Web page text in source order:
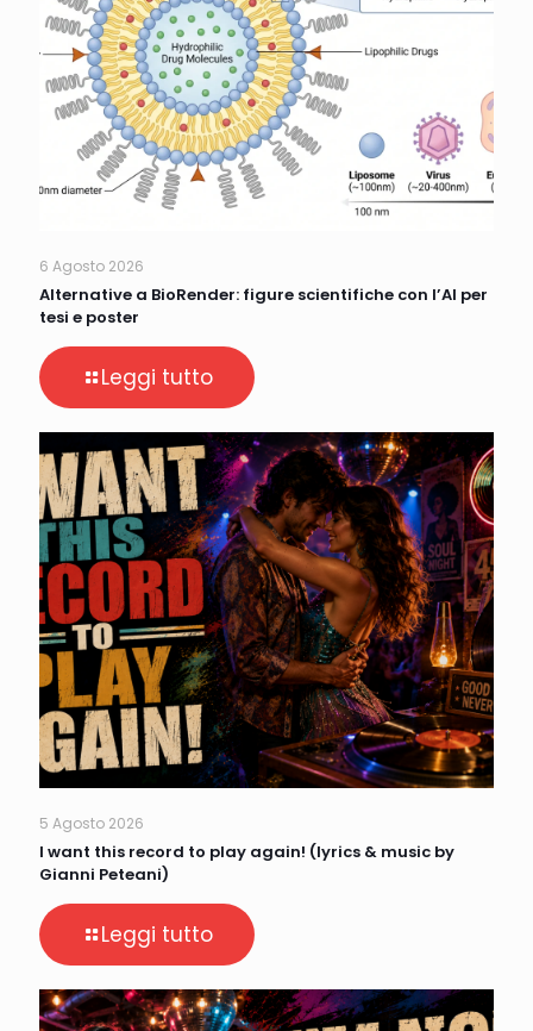
6 Agosto 2026
Alternative a BioRender: figure scientifiche con l’AI per
tesi e poster
Leggi tutto
5 Agosto 2026
I want this record to play again! (lyrics & music by
Gianni Peteani)
Leggi tutto